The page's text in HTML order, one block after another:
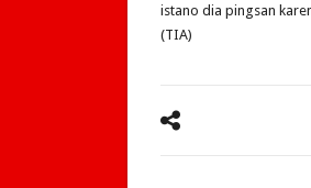
istano dia pingsan
(TIA)